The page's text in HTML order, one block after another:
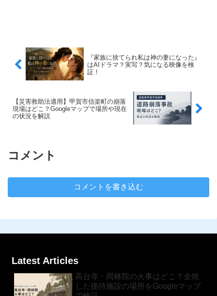
『家族に捨てられ私は神の妻になった』
はAIドラマ？実写？気になる映像を検
証！
【災害救助法適用】甲賀市信楽町の崩落
現場はどこ？Googleマップで場所や現在
の状況を解説
コメント
コメントを書き込む
Latest Articles
高台寺・岡林院の火事はどこ？全焼
した接待施設の場所をGoogleマップ